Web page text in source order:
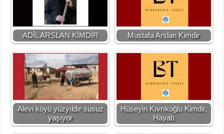
ADİL ARSLAN KİMDİR Mustafa Arslan Kimdir
Alevi köyü yüzyıldır susuz
yaşıyor
Hüseyin Kıvrıkoğlu Kimdir,
Hayatı